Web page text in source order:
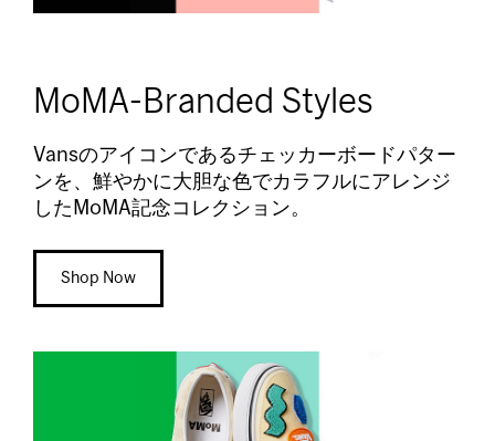
MoMA-Branded Styles
Vansのアイコンであるチェッカーボードパター
ンを、鮮やかに大胆な色でカラフルにアレンジ
したMoMA記念コレクション。
Shop Now